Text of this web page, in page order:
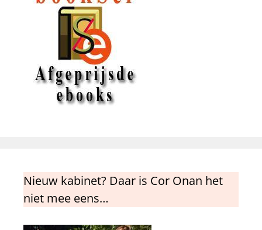
Nieuw kabinet? Daar is Cor Onan het
niet mee eens…